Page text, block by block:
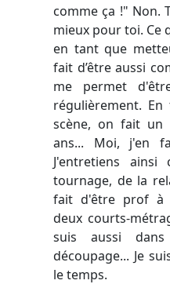
comme ça !" Non.
mieux pour toi. Ce
en tant que
fait d’être aussi
me permet
régulièrement.
scène, on fait un
ans... Moi, j'en
J'entretiens ainsi
tournage, de la
fait d'être prof à
deux courts-
suis aussi
découpage... Je
le temps.